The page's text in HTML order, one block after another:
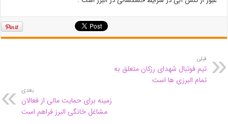
قبلی
تیم فوتبال شهدای رزکان متعلق به
تمام البرزی ها است
بعدی
زمینه برای حمایت مالی از فعالان
مشاغل خانگی البرز فراهم است